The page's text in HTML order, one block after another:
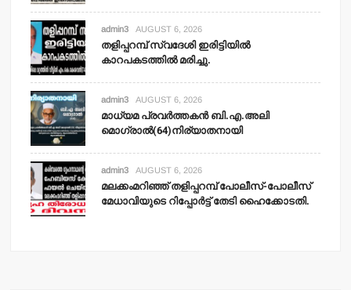
admin3 AUGUST 6, 2026
തളിപ്പറമ്പ് സ്വദേശി ഇരിട്ടിയില്‍
കാറപകടത്തില്‍ മരിച്ചു.
admin3 AUGUST 6, 2026
മാധ്യമ പ്രവര്‍ത്തകന്‍ ബി.എ.അലി
മൊഗ്രാല്‍(64)നിര്യാതനായി
admin3 AUGUST 6, 2026
മലക്കംമറിഞ്ഞ് തളിപ്പറമ്പ് പോലീസ്-പോലീസ്
മേധാവിയുടെ റിപ്പോര്‍ട്ട് തേടി ഹൈക്കോടതി.